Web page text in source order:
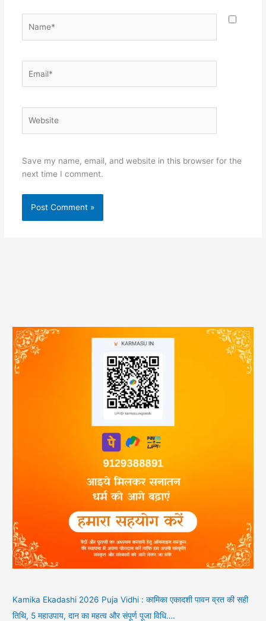
Save my name, email, and website in this browser for the
next time I comment.
Kamika Ekadashi 2026 Puja Vidhi : कामिका एकादशी पावन व्रत की सही
तिथि, 5 महाउपाय, दान का महत्व और संपूर्ण पूजा विधि….